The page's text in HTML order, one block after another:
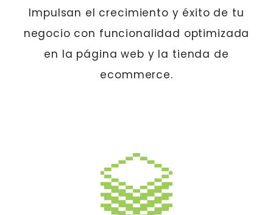
Impulsan el crecimiento y éxito de tu
negocio con funcionalidad optimizada
en la página web y la tienda de
ecommerce.